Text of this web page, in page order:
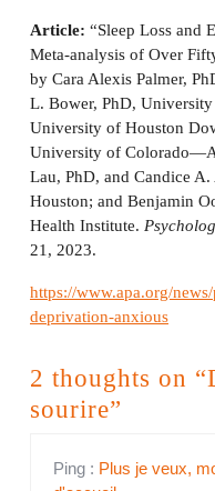
Article: “Sleep Loss and
Meta-analysis of Over
by Cara Alexis Palmer,
L. Bower, PhD,
University of Houston
University of
Lau, PhD, and Candice
Houston; and Benjamin
Health Institute.
21, 2023.
https://www.apa.org/
deprivation-anxious
2 thoughts on
sourire”
Ping : Plus je veux,